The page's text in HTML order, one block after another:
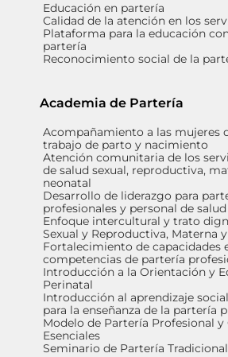
Educación en partería
Calidad de la atención en los
Plataforma para la educación
partería
Reconocimiento social de la
Academia de Partería
Acompañamiento a las mujeres
trabajo de parto y nacimiento
Atención comunitaria de los
de salud sexual, reproductiva,
neonatal
Desarrollo de liderazgo para
profesionales y personal de salud
Enfoque intercultural y trato
Sexual y Reproductiva, Materna
Fortalecimiento de capacidades
competencias de partería
Introducción a la Orientación y
Perinatal
Introducción al aprendizaje
para la enseñanza de la partería
Modelo de Partería Profesional
Esenciales
Seminario de Partería Tradicional